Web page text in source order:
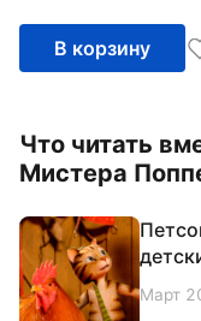
В корзину
Что читать
Мистера
Март